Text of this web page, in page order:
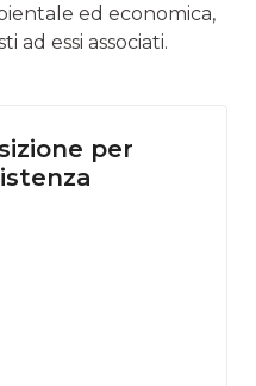
ed economica,
ad essi associati.
per